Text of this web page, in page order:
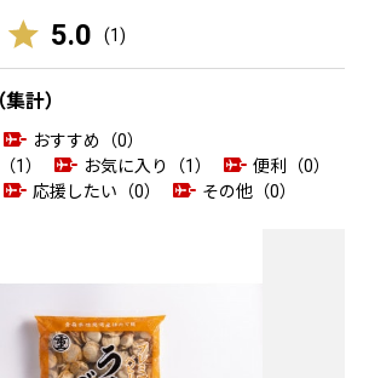
5.0 (1)
計）
おすすめ（0）
1）
お気に入り（1）
便利（0）
応援したい（0） その他（0）